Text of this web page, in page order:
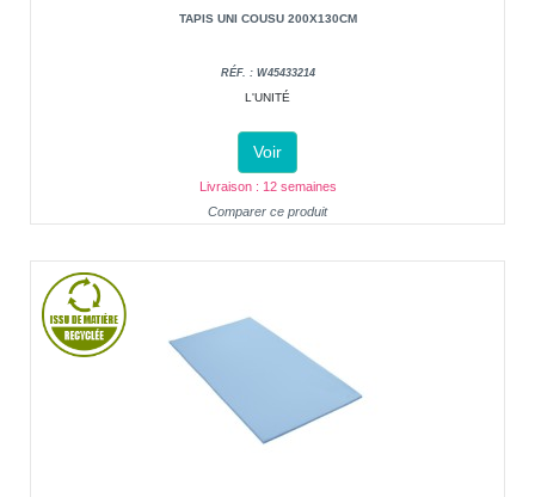
TAPIS UNI COUSU 200X130CM
RÉF. : W45433214
L'UNITÉ
Voir
Livraison : 12 semaines
Comparer ce produit